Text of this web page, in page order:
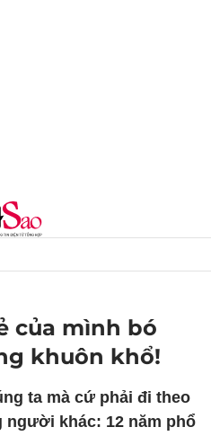
của mình bó
khuôn khổ!
ta mà cứ phải đi theo
người khác: 12 năm phổ